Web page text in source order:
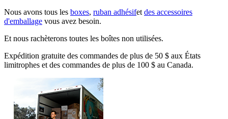
Nous avons tous les boxes, ruban adhésifet des accessoires
d'emballage vous avez besoin.
Et nous rachèterons toutes les boîtes non utilisées.
Expédition gratuite des commandes de plus de 50 $ aux États
limitrophes et des commandes de plus de 100 $ au Canada.